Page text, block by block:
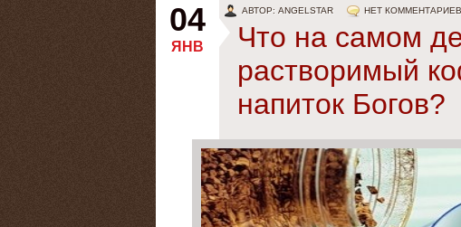
04
ЯНВ
АВТОР: ANGELSTAR НЕТ КОММЕНТАРИЕВ
Что на самом
растворимый
напиток Богов?